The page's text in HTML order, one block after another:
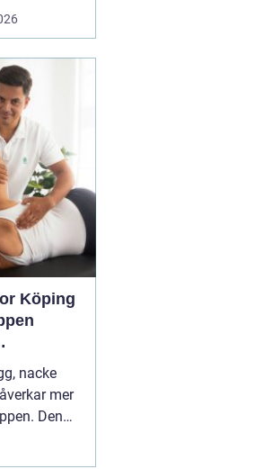
mer
av
och
frågor f...
Köping
hjälp
nacke
mer
Den
göra
koncentrera